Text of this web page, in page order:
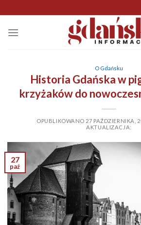
to
content
O Gdańsku
Historia Gdańska w
krzyżaków do
OPUBLIKOWANO 27 PAŹDZIERNIKA,
AKTUALIZACJA:
27
paź